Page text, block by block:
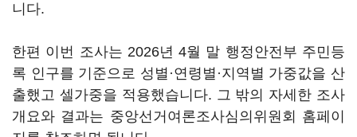
니다.
한편 이번 조사는 2026년 4월 말 행정안전부 주민등
록 인구를 기준으로 성별·연령별·지역별 가중값을 산
출했고 셀가중을 적용했습니다. 그 밖의 자세한 조사
개요와 결과는 중앙선거여론조사심의위원회 홈페이